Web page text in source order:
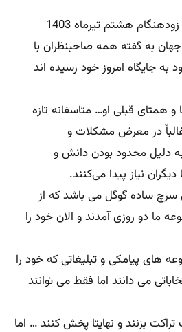
هشتم تیرماه 1403
به گفته همه صاحبنظران با
جایگاه امروز خود رسیده اند
و همتای قبلی او… متاسفانه تازه
در معرض مشکلات و
دلیل محدود بودن دانش و
نیاز پیدا می‌کنند.
سرچ ساده گوگل می باشد که از
ما دو روزی آمدند و الان خود را
های پیامکی و تبلیغاتی که خود را
می دانند اما فقط می توانند
بزنند و نهایتا پخش کنند … اما